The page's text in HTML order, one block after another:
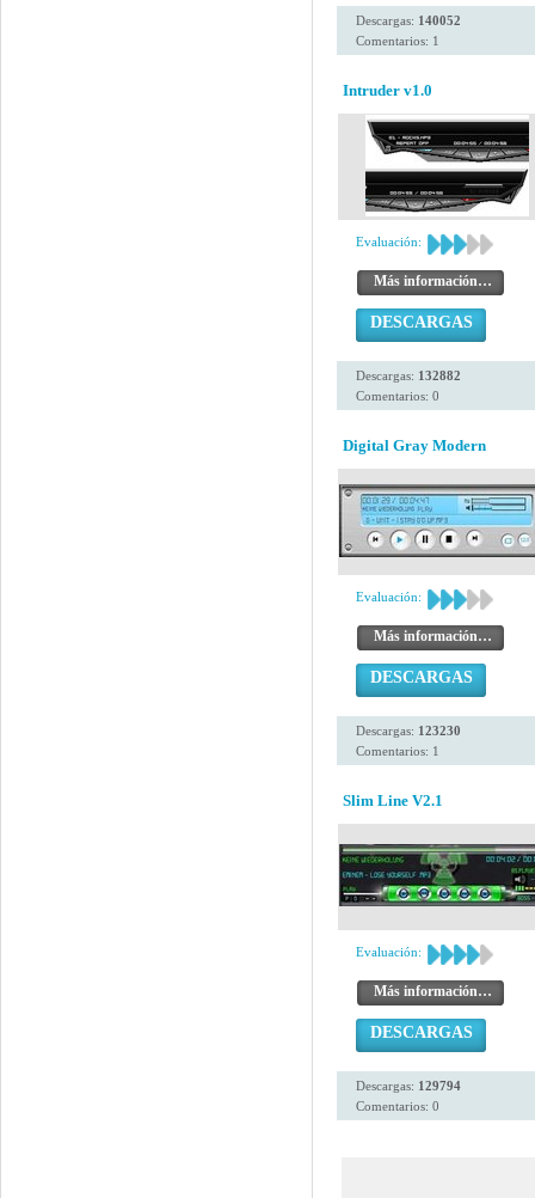
Descargas: 140052
Comentarios: 1
Intruder v1.0
Evaluación:
Más información…
DESCARGAS
Descargas: 132882
Comentarios: 0
Digital Gray Modern
Evaluación:
Más información…
DESCARGAS
Descargas: 123230
Comentarios: 1
Slim Line V2.1
Evaluación:
Más información…
DESCARGAS
Descargas: 129794
Comentarios: 0